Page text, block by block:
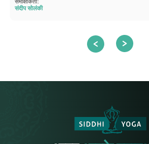
समीक्षाकर्ता:
संदीप सोलंकी